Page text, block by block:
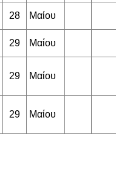
28 Μαίου
29 Μαίου
29 Μαίου
29 Μαίου